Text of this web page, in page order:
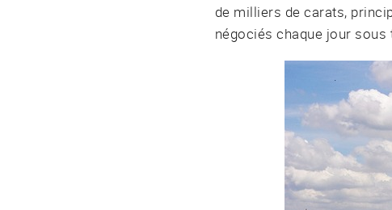
de milliers de carats,
négociés chaque jour